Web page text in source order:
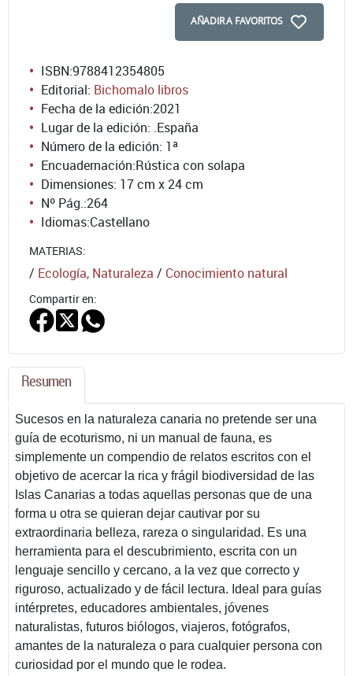
AÑADIR A FAVORITOS
ISBN:9788412354805
Editorial: Bichomalo libros
Fecha de la edición:2021
Lugar de la edición: .España
Número de la edición: 1ª
Encuadernación:Rústica con solapa
Dimensiones: 17 cm x 24 cm
Nº Pág.:264
Idiomas:Castellano
MATERIAS:
/ Ecología, Naturaleza / Conocimiento natural
Compartir en:
Resumen
Sucesos en la naturaleza canaria no pretende ser una
guía de ecoturismo, ni un manual de fauna, es
simplemente un compendio de relatos escritos con el
objetivo de acercar la rica y frágil biodiversidad de las
Islas Canarias a todas aquellas personas que de una
forma u otra se quieran dejar cautivar por su
extraordinaria belleza, rareza o singularidad. Es una
herramienta para el descubrimiento, escrita con un
lenguaje sencillo y cercano, a la vez que correcto y
riguroso, actualizado y de fácil lectura. Ideal para guías
intérpretes, educadores ambientales, jóvenes
naturalistas, futuros biólogos, viajeros, fotógrafos,
amantes de la naturaleza o para cualquier persona con
curiosidad por el mundo que le rodea.